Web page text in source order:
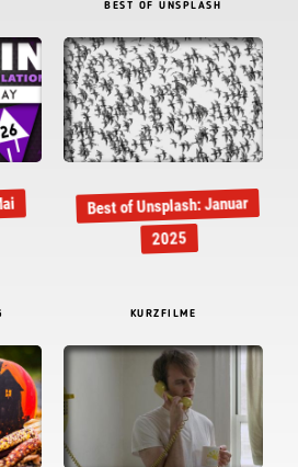
BEST OF UNSPLASH
Best of Unsplash: Januar
2025
KURZFILME